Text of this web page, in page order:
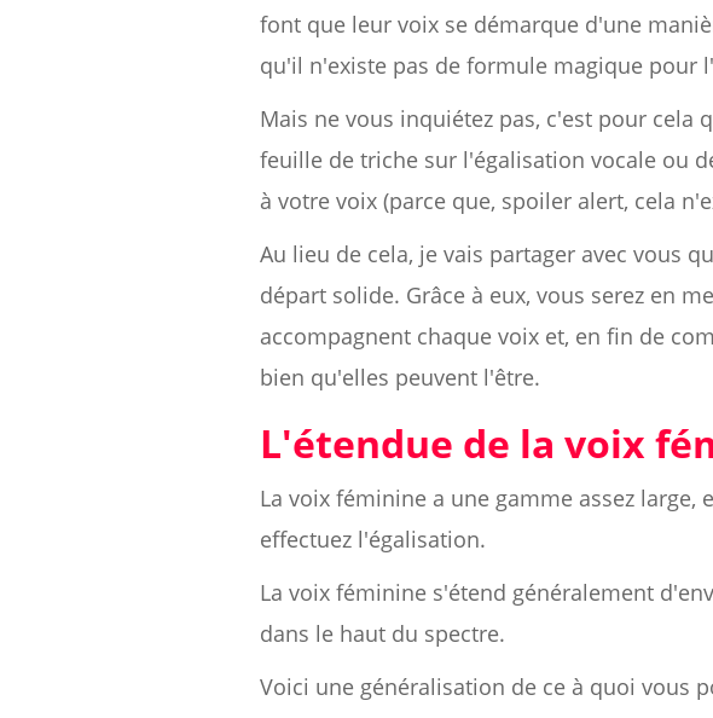
font que leur voix se démarque d'une
qu'il n'existe pas de formule magique pour
Mais ne vous inquiétez pas, c'est pour cela
feuille de triche sur l'égalisation vocale ou
à votre voix (parce que, spoiler alert, cela
Au lieu de cela, je vais partager avec vous
départ solide. Grâce à eux, vous serez en
accompagnent chaque voix et, en fin de
bien qu'elles peuvent l'être.
L'étendue de la voix
La voix féminine a une gamme assez
effectuez l'égalisation.
La voix féminine s'étend généralement
dans le haut du spectre.
Voici une généralisation de ce à quoi vous